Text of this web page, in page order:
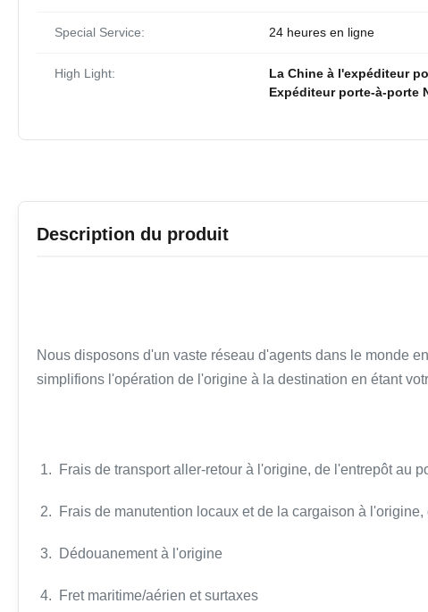
Special Service: 24 heures en ligne
High Light: La Chine à l'expéditeur
Expéditeur porte-à-porte
Description du produit
Nous disposons d'un vaste réseau d'agents dans le monde
simplifions l'opération de l'origine à la destination en étant
1. Frais de transport aller-retour à l'origine, de l'entrepôt au
2. Frais de manutention locaux et de la cargaison à l'origine,
3. Dédouanement à l'origine
4. Fret maritime/aérien et surtaxes